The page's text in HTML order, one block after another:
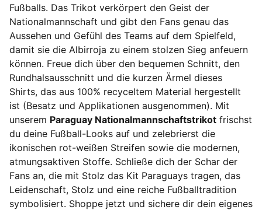
Fußballs. Das Trikot verkörpert den Geist der
Nationalmannschaft und gibt den Fans genau das
Aussehen und Gefühl des Teams auf dem Spielfeld,
damit sie die Albirroja zu einem stolzen Sieg anfeuern
können. Freue dich über den bequemen Schnitt, den
Rundhalsausschnitt und die kurzen Ärmel dieses
Shirts, das aus 100% recyceltem Material hergestellt
ist (Besatz und Applikationen ausgenommen). Mit
unserem Paraguay Nationalmannschaftstrikot frischst
du deine Fußball-Looks auf und zelebrierst die
ikonischen rot-weißen Streifen sowie die modernen,
atmungsaktiven Stoffe. Schließe dich der Schar der
Fans an, die mit Stolz das Kit Paraguays tragen, das
Leidenschaft, Stolz und eine reiche Fußballtradition
symbolisiert. Shoppe jetzt und sichere dir dein eigenes